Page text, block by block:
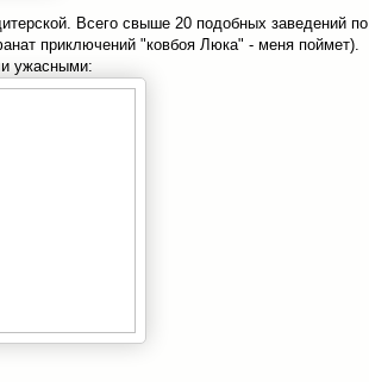
Всего свыше 20 подобных заведений по
приключений "ковбоя Люка" - меня поймет).
ужасными: